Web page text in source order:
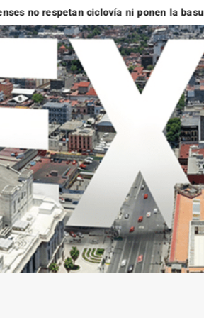
ciclovía ni ponen la basura en